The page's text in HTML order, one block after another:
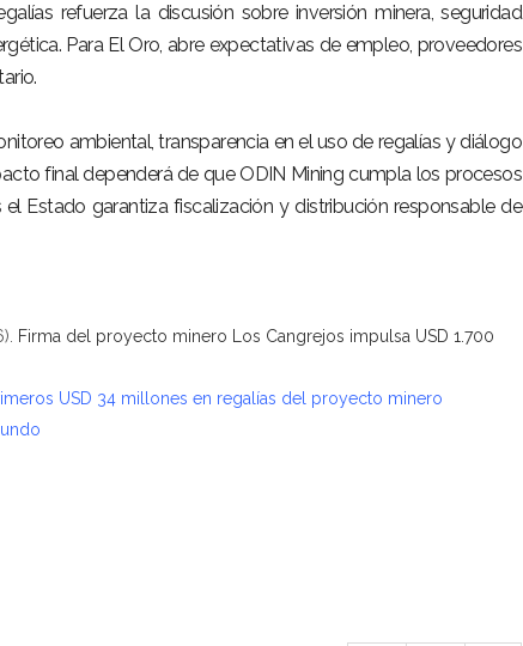
refuerza la discusión sobre inversión minera, seguridad
Para El Oro, abre expectativas de empleo, proveedores
ambiental, transparencia en el uso de regalías y diálogo
final dependerá de que ODIN Mining cumpla los procesos
Estado garantiza fiscalización y distribución responsable de
Firma del proyecto minero Los Cangrejos impulsa USD 1.700
USD 34 millones en regalías del proyecto minero